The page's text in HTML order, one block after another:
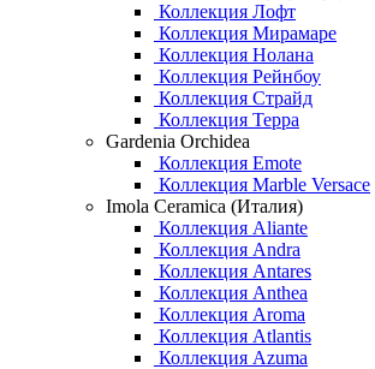
Коллекция Лофт
Коллекция Мирамаре
Коллекция Нолана
Коллекция Рейнбоу
Коллекция Страйд
Коллекция Терра
Gardenia Orchidea
Коллекция Emote
Коллекция Marble Versace
Imola Ceramica (Италия)
Коллекция Aliante
Коллекция Andra
Коллекция Antares
Коллекция Anthea
Коллекция Aroma
Коллекция Atlantis
Коллекция Azuma